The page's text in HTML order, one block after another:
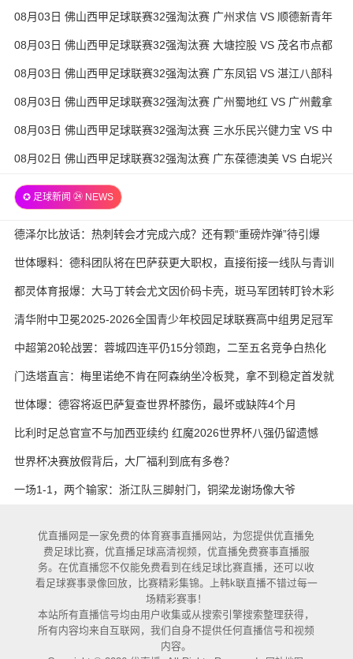
华思力U17 全场录像
08月03日 佛山西甲足球联赛32强淘汰赛 广州求信 VS 顺德新青年
全场录像
08月03日 佛山西甲足球联赛32强淘汰赛 大塘控股 VS 茂名市点都
得 全场录像
08月03日 佛山西甲足球联赛32强淘汰赛 广东凤铝 VS 湛江八部科
技 全场录像
08月03日 佛山西甲足球联赛32强淘汰赛 广州蜀地红 VS 广州戴拿
模 全场录像
08月03日 佛山西甲足球联赛32强淘汰赛 三水乐民兴健力宝 VS 中
国澳门澳科精英 全场录像
08月02日 佛山西甲足球联赛32强淘汰赛 广东葆德澳美 VS 白坭兴
✪ 足球新闻 ㉔ NEWS
德泽尔比放话：热刺转会才完成六成？还有颗“重磅炸弹”待引爆
世体曝料：德科团队将在巴萨获更大职权，直接衔接一线队与青训
都灵体育报爆：大马丁转会尤文因价码卡壳，斑马军团转盯铃木彩
艳与维卡里奥
清华附中卫冕2025-2026全国青少年校园足球联赛高中组男足冠军
中超第20轮战罢：蓉城四连平仍15分领跑，二至五名竞争白热化
门迭塔直言：梅里诺绝不肯在阿森纳坐冷板凳，拿不到稳定首发就
考虑另寻出路
世体曝：德容将返巴萨复查世界杯膝伤，最坏或缺阵4个月
比利时足总官宣不与加西亚续约 红魔2026世界杯八强仍留遗憾
世界杯决赛放假背后，大厂福利到底有多卷？
一场1-1，两个输家：浙江队三脚射门，铜梁龙谢场像大爷
优直播网是一家免费的体育赛事直播网站，为您提供优直播免
费足球比赛，优直播足球高清视频，优直播免费赛事直播服
务。在优直播您不仅能免费看到在线足球比赛直播，还可以收
看足球赛事录像回放，比赛精彩集锦。上韩k联直播不错过每一
场精彩赛事！
本站所有直播信号均由用户收集或从搜索引擎搜索整理获得，
所有内容均来自互联网，我们自身不提供任何直播信号和视频
内容。